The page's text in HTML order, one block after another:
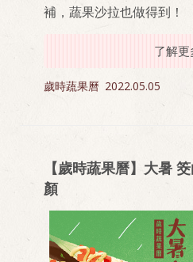
補，蔬果沙拉也做得到！
了解更
歲時蔬果曆 2022.05.05
【歲時蔬果曆】大暑
顏